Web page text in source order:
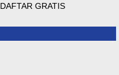
DAFTAR GRATIS